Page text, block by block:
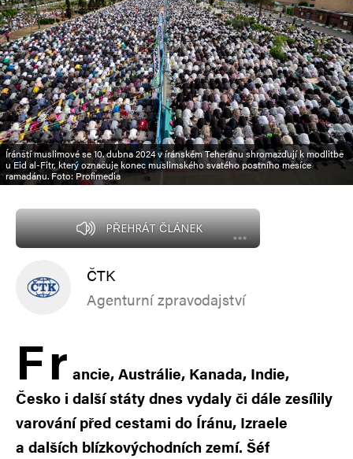
Íránští muslimové se 10. dubna 2024 v íránském Teheránu shromažďují k modlitbě
u Eid al-Fitr, který označuje konec muslimského svatého postního měsíce
ramadánu. Foto: Profimedia
PŘEHRÁT ČLÁNEK
ČTK
Agenturní zpravodajství
Fr ancie, Austrálie, Kanada, Indie,
Česko i další státy dnes vydaly či dále zesílily
varování před cestami do Íránu, Izraele
a dalších blízkovýchodních zemí. Šéf